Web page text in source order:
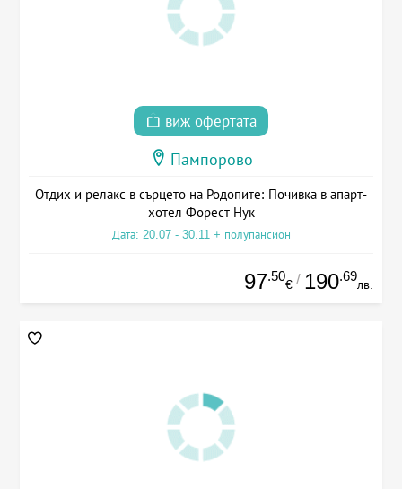
виж офертата
Пампорово
Отдих и релакс в сърцето на Родопите: Почивка в апарт-
хотел Форест Нук
Дата: 20.07 - 30.11 + полупансион
97.50
€ / 190.69
лв.